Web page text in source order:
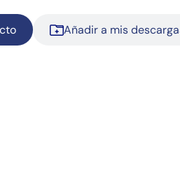
Añadir a mis